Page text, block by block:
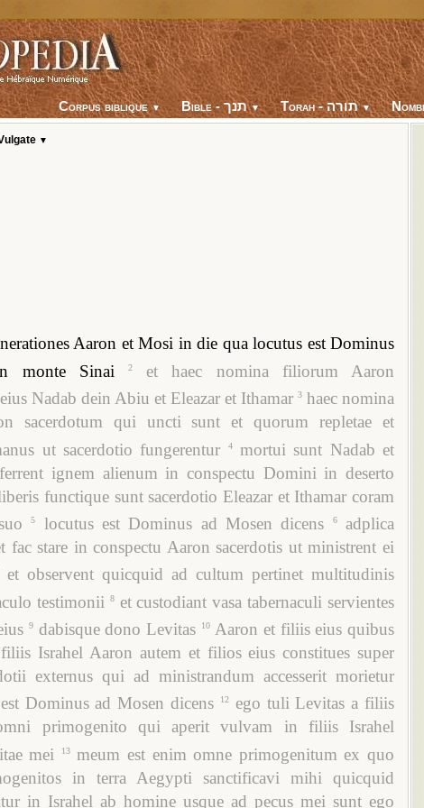
Corpus biblique▼ Bible - תנך▼ Torah - תורה▼
▼
Aaron et Mosi in die qua locutus est Dominus
monte Sinai
2
et haec nomina filiorum Aaron
Nadab dein Abiu et Eleazar et Ithamar 3 haec nomina
sacerdotum qui uncti sunt et quorum repletae et
ut sacerdotio fungerentur
4
mortui sunt Nadab et
ignem alienum in conspectu Domini in deserto
functique sunt sacerdotio Eleazar et Ithamar coram
5 locutus est Dominus ad Mosen dicens 6
adplica
stare in conspectu Aaron sacerdotis ut ministrent ei
et observent quicquid ad cultum pertinet multitudinis
testimonii
8
et custodiant vasa tabernaculi servientes
9 dabisque dono Levitas 10
Aaron et filiis eius quibus
Israhel Aaron autem et filios eius constitues super
externus qui ad ministrandum accesserit morietur
Dominus ad Mosen dicens 12
ego tuli Levitas a filiis
primogenito qui aperit vulvam in filiis Israhel
mei
13
meum est enim omne primogenitum ex quo
in terra Aegypti sanctificavi mihi quicquid
in Israhel ab homine usque ad pecus mei sunt ego